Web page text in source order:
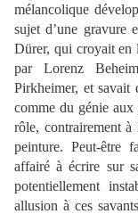
mélancolique
sujet d’une gravure
Dürer, qui croyait en
par Lorenz
Pirkheimer, et savait
comme du génie aux
rôle, contrairement
peinture. Peut-être
affairé à écrire sur
potentiellement
allusion à ces